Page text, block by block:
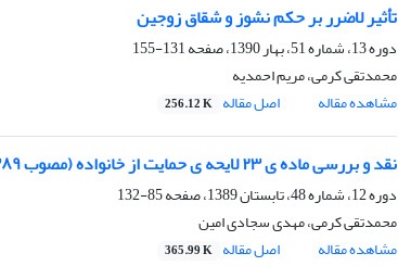
تأثیر لاضرر بر حکم نشوز و شقاق زوجین
دوره 13، شماره 51، بهار 1390، صفحه
131-155
محمدتقی کرمی، مریم احمدیه
مشاهده مقاله
اصل مقاله 256.12 K
نقد و بررسی ماده ی ٢٣ لایحه ی حمایت از خانواده (مصوب ۱۳۸۹ کمیسیون حقوقی و قضایی مجلس شورای اسلامی)
دوره 12، شماره 48، تابستان 1389، صفحه
85-132
محمدتقی کرمی، مهدی سجادی امین
مشاهده مقاله
اصل مقاله 365.99 K